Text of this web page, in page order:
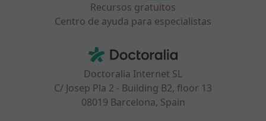
Recursos gratuitos
Centro de ayuda para especialistas
Doctoralia - Página de inicio
Doctoralia Internet SL
C/ Josep Pla 2 - Building B2, floor 13
08019 Barcelona, Spain